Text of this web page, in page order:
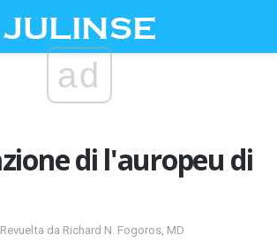
ad
di l'auropeu di
da Richard N. Fogoros, MD